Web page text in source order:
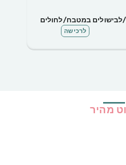
לבישולים במטבח/לחולים
לרכישה
מהיר